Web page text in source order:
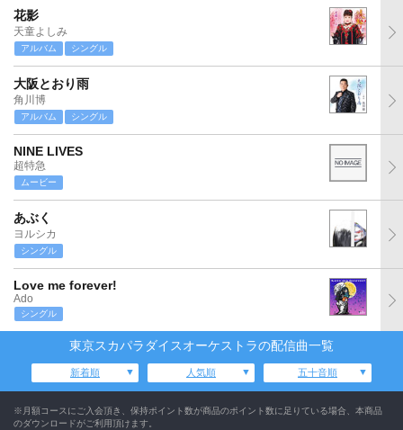
花影
天童よしみ
アルバム シングル
大阪とおり雨
角川博
アルバム シングル
NINE LIVES
超特急
ムービー
あぶく
ヨルシカ
シングル
Love me forever!
Ado
シングル
東京スカパラダイスオーケストラの配信曲一覧
新着順 人気順 五十音順
※月額コースにご入会頂き、保持ポイント数が商品のポイント数に足りている場合、本商品
のダウンロードがご利用頂けます。